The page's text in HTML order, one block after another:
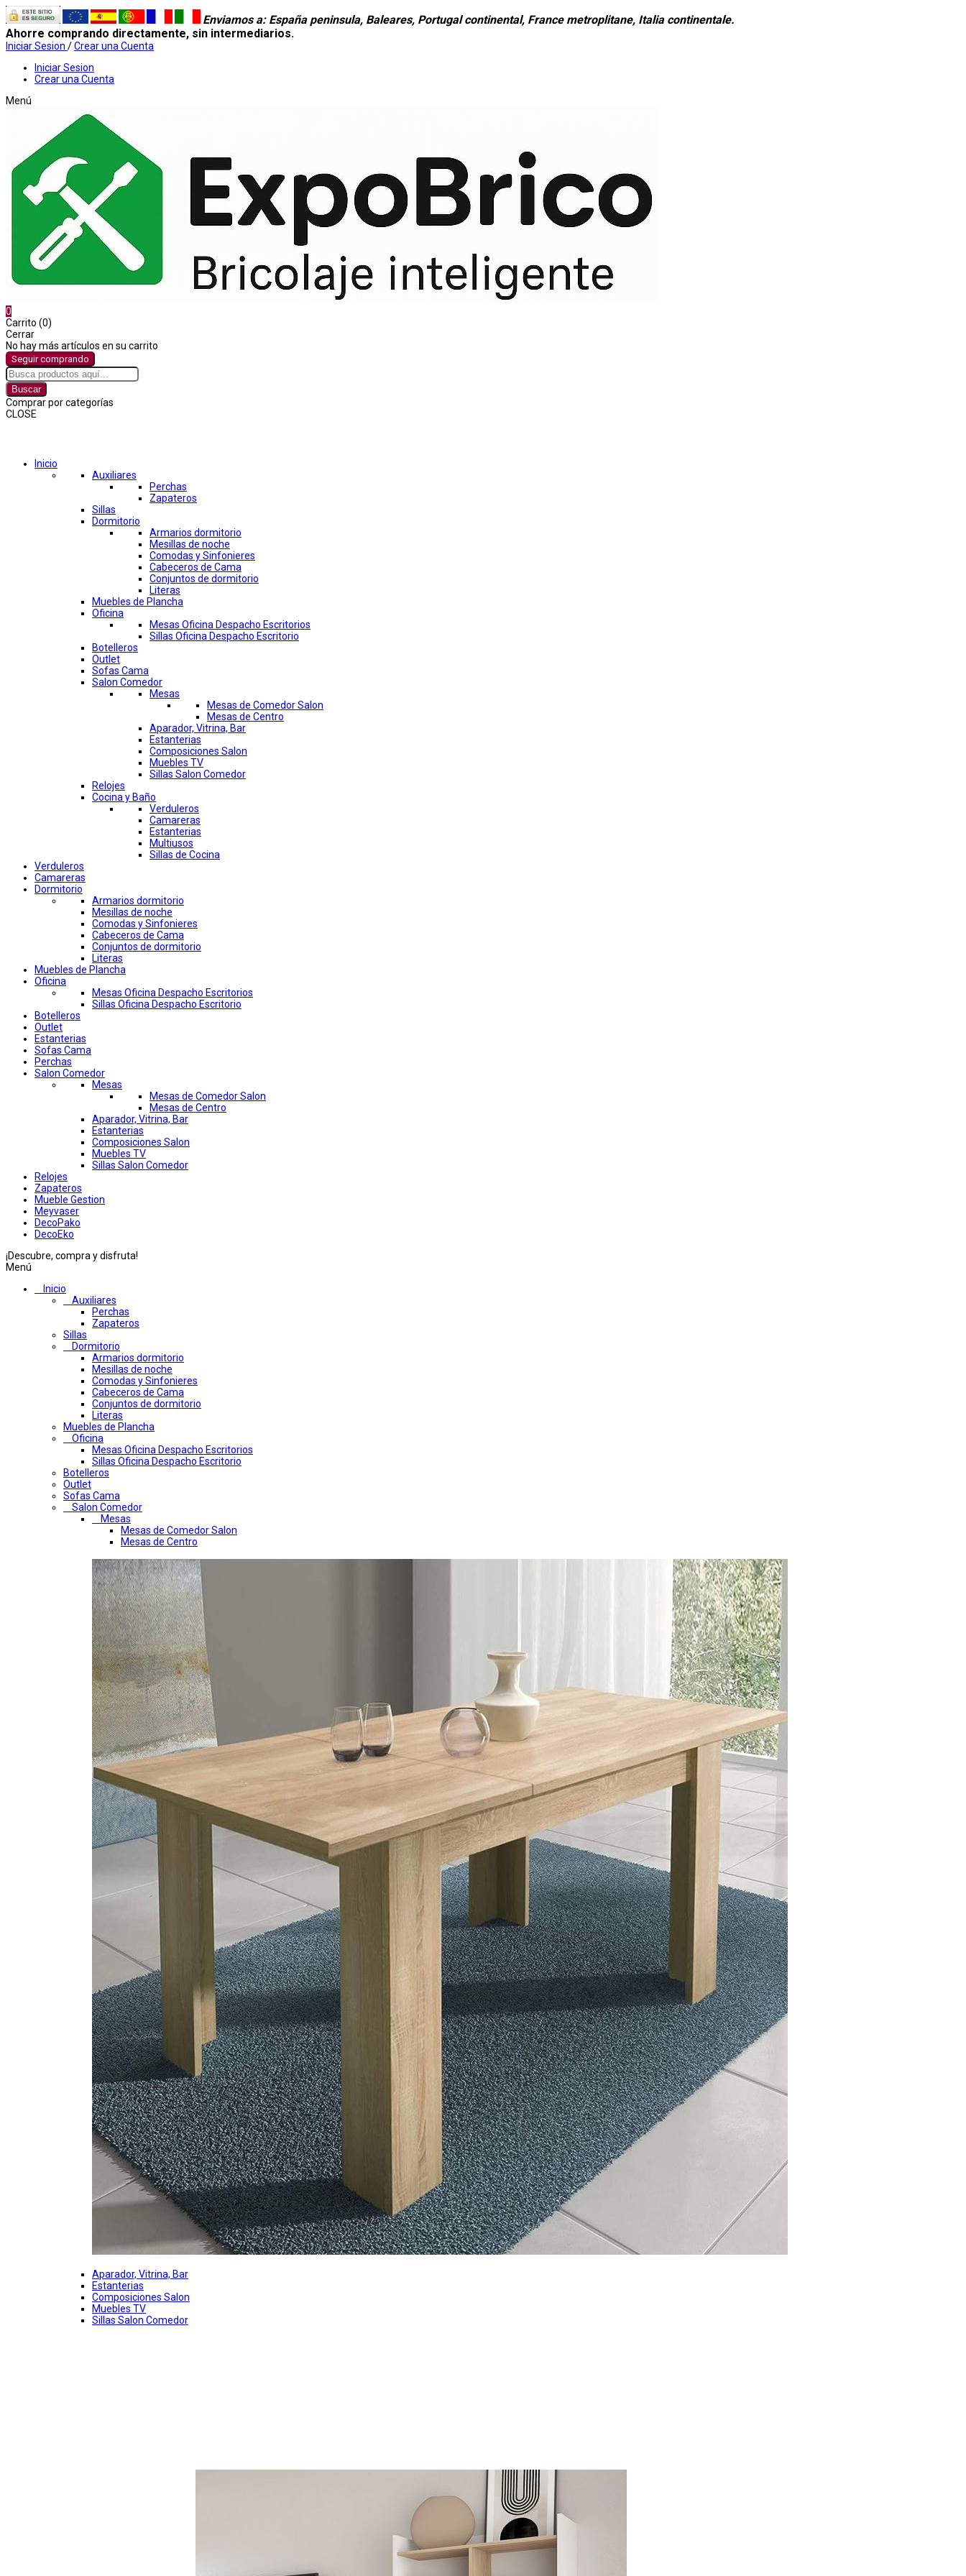
Enviamos a: España peninsula, Baleares, Portugal continental, France metroplitane, Italia continentale.
Ahorre comprando directamente, sin intermediarios.
Iniciar Sesion /Crear una Cuenta
Iniciar Sesion
Crear una Cuenta
Menú
0
Carrito (0)
Cerrar
No hay más artículos en su carrito
Seguir comprando
Buscar
Comprar por categorías
CLOSE
Inicio
Auxiliares
Perchas
Zapateros
Sillas
Dormitorio
Armarios dormitorio
Mesillas de noche
Comodas y Sinfonieres
Cabeceros de Cama
Conjuntos de dormitorio
Literas
Muebles de Plancha
Oficina
Mesas Oficina Despacho Escritorios
Sillas Oficina Despacho Escritorio
Botelleros
Outlet
Sofas Cama
Salon Comedor
Mesas
Mesas de Comedor Salon
Mesas de Centro
Aparador, Vitrina, Bar
Estanterias
Composiciones Salon
Muebles TV
Sillas Salon Comedor
Relojes
Cocina y Baño
Verduleros
Camareras
Estanterias
Multiusos
Sillas de Cocina
Verduleros
Camareras
Dormitorio
Armarios dormitorio
Mesillas de noche
Comodas y Sinfonieres
Cabeceros de Cama
Conjuntos de dormitorio
Literas
Muebles de Plancha
Oficina
Mesas Oficina Despacho Escritorios
Sillas Oficina Despacho Escritorio
Botelleros
Outlet
Estanterias
Sofas Cama
Perchas
Salon Comedor
Mesas
Mesas de Comedor Salon
Mesas de Centro
Aparador, Vitrina, Bar
Estanterias
Composiciones Salon
Muebles TV
Sillas Salon Comedor
Relojes
Zapateros
Mueble Gestion
Meyvaser
DecoPako
DecoEko
¡Descubre, compra y disfruta!
Menú
Inicio
Auxiliares
Perchas
Zapateros
Sillas
Dormitorio
Armarios dormitorio
Mesillas de noche
Comodas y Sinfonieres
Cabeceros de Cama
Conjuntos de dormitorio
Literas
Muebles de Plancha
Oficina
Mesas Oficina Despacho Escritorios
Sillas Oficina Despacho Escritorio
Botelleros
Outlet
Sofas Cama
Salon Comedor
Mesas
Mesas de Comedor Salon
Mesas de Centro
Aparador, Vitrina, Bar
Estanterias
Composiciones Salon
Muebles TV
Sillas Salon Comedor